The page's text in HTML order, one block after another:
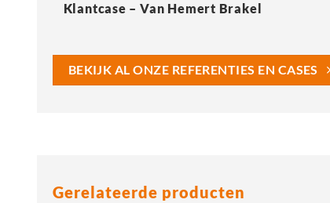
Klantcase – Van Hemert Brakel
BEKIJK AL ONZE REFERENTIES EN CASES
Gerelateerde producten